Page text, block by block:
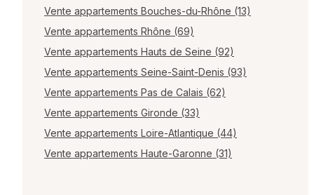
Vente appartements Bouches-du-Rhône (13)
Vente appartements Rhône (69)
Vente appartements Hauts de Seine (92)
Vente appartements Seine-Saint-Denis (93)
Vente appartements Pas de Calais (62)
Vente appartements Gironde (33)
Vente appartements Loire-Atlantique (44)
Vente appartements Haute-Garonne (31)